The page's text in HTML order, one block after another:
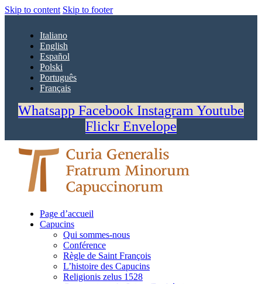
Skip to content Skip to footer
Italiano
English
Español
Polski
Português
Français
Whatsapp Facebook Instagram Youtube
Flickr Envelope
Page d’accueil
Capucins
Qui sommes-nous
Conférence
Règle de Saint François
L’histoire des Capucins
Religionis zelus 1528